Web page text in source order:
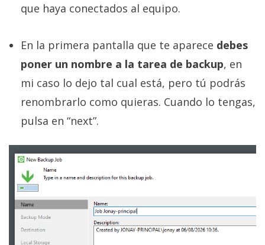
que haya conectados al equipo.
En la primera pantalla que te aparece debes
poner un nombre a la tarea de backup, en
mi caso lo dejo tal cual está, pero tú podrás
renombrarlo como quieras. Cuando lo tengas,
pulsa en “next”.